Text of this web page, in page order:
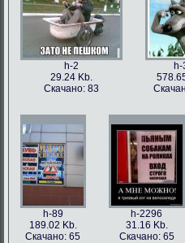
h-2
29.24 Kb.
Скачано: 83
h-
h-89
189.02 Kb.
Скачано: 65
h-2296
31.16 Kb.
Скачано: 65